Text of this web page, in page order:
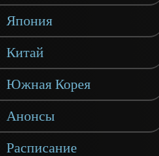
Япония
Китай
Южная Корея
Анонсы
Расписание